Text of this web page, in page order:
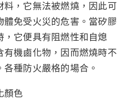
料，它無法被燃燒，因此可
體免受火災的危害。當矽膠
，它便具有阻燃性和自熄
有機鹵化物，因而燃燒時不
各種防火嚴格的場合。
顏色